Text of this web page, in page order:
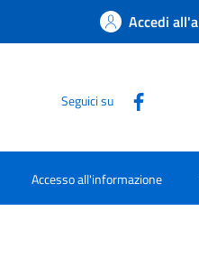
Accedi
Seguici su
Accesso all'informazione